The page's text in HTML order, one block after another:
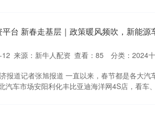
台 新春走基层｜政策暖风频吹，新能源
12 来源：新牛人配资 查看： 85 分类： 2024
报道记者张旭报道 一直以来，春节都是各大
汽车市场安阳利化丰比亚迪海洋网4S店，看车